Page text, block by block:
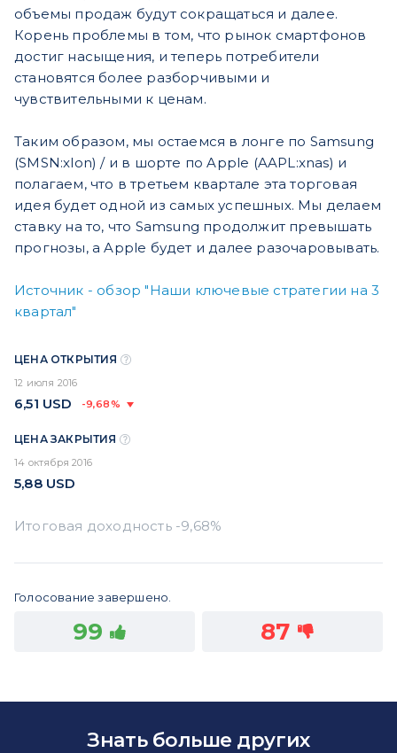
объемы продаж будут сокращаться и далее.
Корень проблемы в том, что рынок смартфонов
достиг насыщения, и теперь потребители
становятся более разборчивыми и
чувствительными к ценам.
Таким образом, мы остаемся в лонге по Samsung
(SMSN:xlon) / и в шорте по Apple (AAPL:xnas) и
полагаем, что в третьем квартале эта торговая
идея будет одной из самых успешных. Мы делаем
ставку на то, что Samsung продолжит превышать
прогнозы, а Apple будет и далее разочаровывать.
Источник - обзор "Наши ключевые стратегии на 3
квартал"
ЦЕНА ОТКРЫТИЯ
12 июля 2016
6,51 USD -9,68%
ЦЕНА ЗАКРЫТИЯ
14 октября 2016
5,88 USD
Голосование завершено.
99 87
Знать больше других